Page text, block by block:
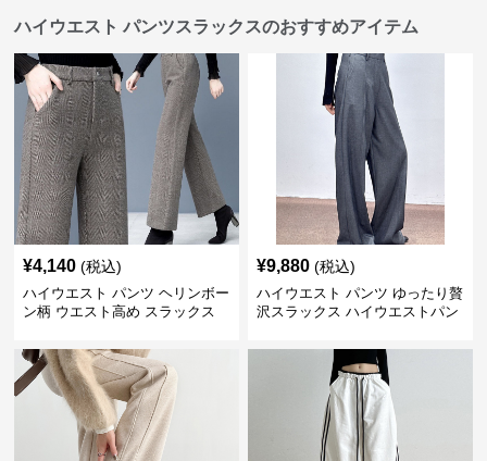
ハイウエスト パンツスラックスのおすすめアイテム
¥4,140 (税込)
ハイウエスト パンツ ヘリンボー
ン柄 ウエスト高め スラックス
¥9,880 (税込)
ハイウエスト パンツ ゆったり贅
沢スラックス ハイウエストパン